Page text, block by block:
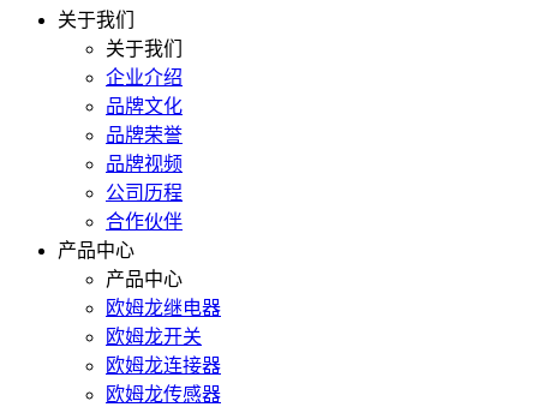
关于我们
关于我们
企业介绍
品牌文化
品牌荣誉
品牌视频
公司历程
合作伙伴
产品中心
产品中心
欧姆龙继电器
欧姆龙开关
欧姆龙连接器
欧姆龙传感器